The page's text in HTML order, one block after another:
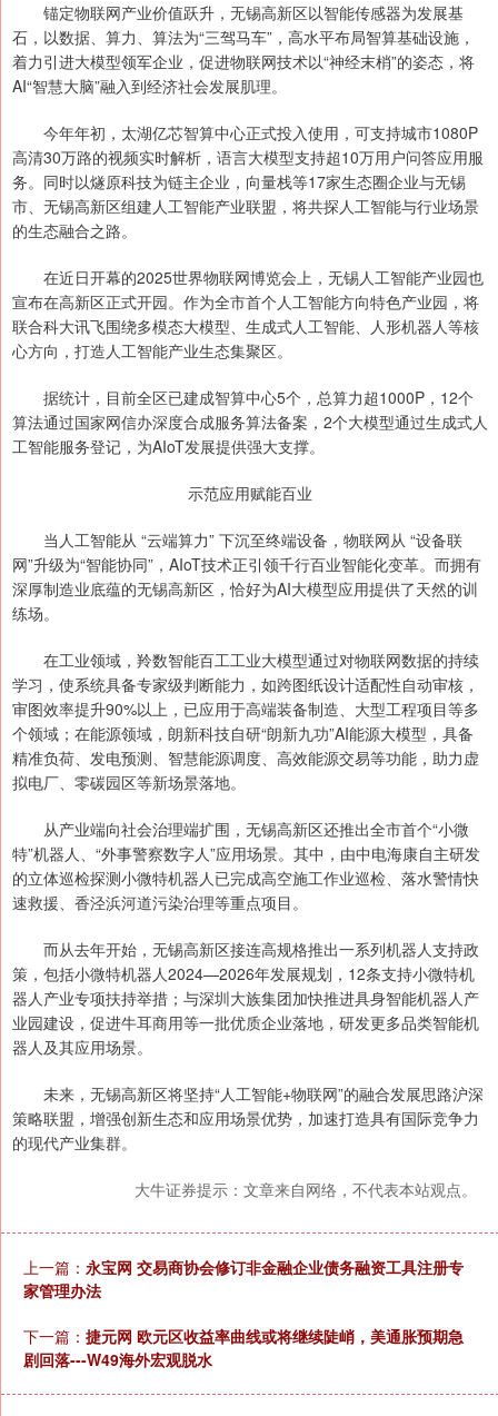
锚定物联网产业价值跃升，无锡高新区以智能传感器为发展基
石，以数据、算力、算法为“三驾马车”，高水平布局智算基础设施，
着力引进大模型领军企业，促进物联网技术以“神经末梢”的姿态，将
AI“智慧大脑”融入到经济社会发展肌理。
今年年初，太湖亿芯智算中心正式投入使用，可支持城市1080P
高清30万路的视频实时解析，语言大模型支持超10万用户问答应用服
务。同时以燧原科技为链主企业，向量栈等17家生态圈企业与无锡
市、无锡高新区组建人工智能产业联盟，将共探人工智能与行业场景
的生态融合之路。
在近日开幕的2025世界物联网博览会上，无锡人工智能产业园也
宣布在高新区正式开园。作为全市首个人工智能方向特色产业园，将
联合科大讯飞围绕多模态大模型、生成式人工智能、人形机器人等核
心方向，打造人工智能产业生态集聚区。
据统计，目前全区已建成智算中心5个，总算力超1000P，12个
算法通过国家网信办深度合成服务算法备案，2个大模型通过生成式人
工智能服务登记，为AIoT发展提供强大支撑。
示范应用赋能百业
当人工智能从 “云端算力” 下沉至终端设备，物联网从 “设备联
网”升级为“智能协同”，AIoT技术正引领千行百业智能化变革。而拥有
深厚制造业底蕴的无锡高新区，恰好为AI大模型应用提供了天然的训
练场。
在工业领域，羚数智能百工工业大模型通过对物联网数据的持续
学习，使系统具备专家级判断能力，如跨图纸设计适配性自动审核，
审图效率提升90%以上，已应用于高端装备制造、大型工程项目等多
个领域；在能源领域，朗新科技自研“朗新九功”AI能源大模型，具备
精准负荷、发电预测、智慧能源调度、高效能源交易等功能，助力虚
拟电厂、零碳园区等新场景落地。
从产业端向社会治理端扩围，无锡高新区还推出全市首个“小微
特”机器人、“外事警察数字人”应用场景。其中，由中电海康自主研发
的立体巡检探测小微特机器人已完成高空施工作业巡检、落水警情快
速救援、香泾浜河道污染治理等重点项目。
而从去年开始，无锡高新区接连高规格推出一系列机器人支持政
策，包括小微特机器人2024—2026年发展规划，12条支持小微特机
器人产业专项扶持举措；与深圳大族集团加快推进具身智能机器人产
业园建设，促进牛耳商用等一批优质企业落地，研发更多品类智能机
器人及其应用场景。
未来，无锡高新区将坚持“人工智能+物联网”的融合发展思路沪深
策略联盟，增强创新生态和应用场景优势，加速打造具有国际竞争力
的现代产业集群。
大牛证券提示：文章来自网络，不代表本站观点。
上一篇： 永宝网 交易商协会修订非金融企业债务融资工具注册专
家管理办法
下一篇： 捷元网 欧元区收益率曲线或将继续陡峭，美通胀预期急
剧回落---W49海外宏观脱水